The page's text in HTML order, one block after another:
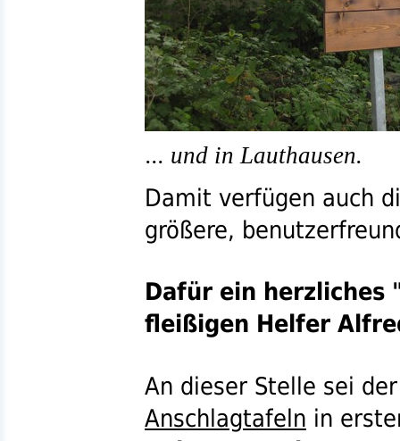
... und in Lauthausen.
Damit verfügen auch
größere,
Dafür ein herzliches
fleißigen Helfer
An dieser Stelle sei
Anschlagtafeln in